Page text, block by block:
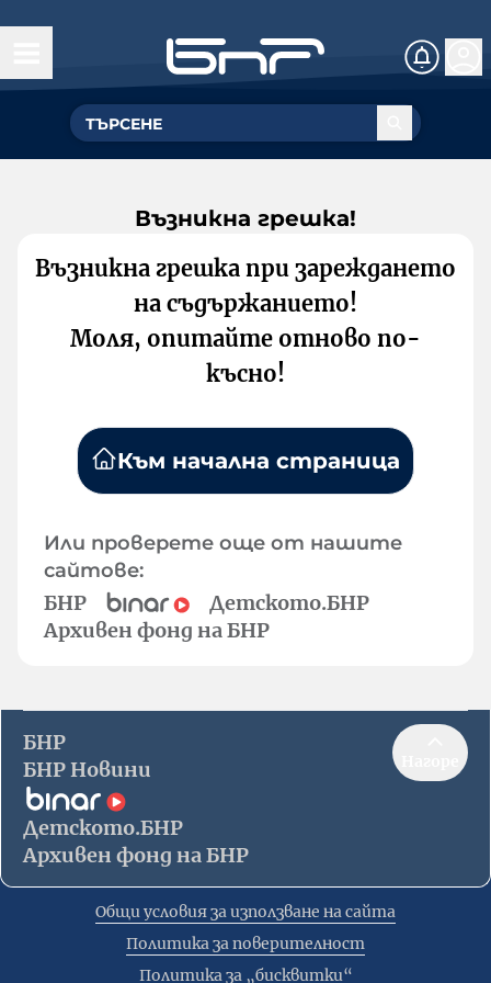
Възникна грешка!
Възникна грешка при зареждането
на съдържанието!
Моля, опитайте отново по-
късно!
Към начална страница
Или проверете още от нашите
сайтове:
БНР
Детското.БНР
Архивен фонд на БНР
БНР
БНР Новини
Детското.БНР
Архивен фонд на БНР
Общи условия за използване на сайта
Политика за поверителност
Политика за „бисквитки“